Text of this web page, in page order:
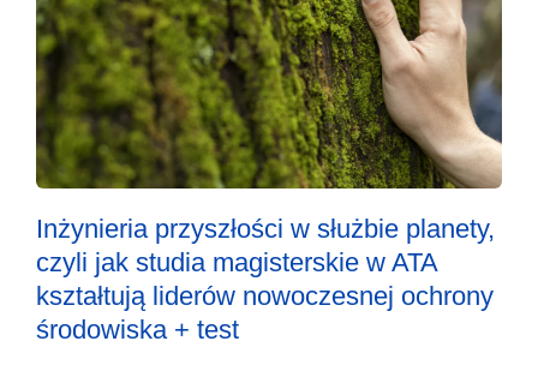
Inżynieria przyszłości w służbie planety,
czyli jak studia magisterskie w ATA
kształtują liderów nowoczesnej ochrony
środowiska + test